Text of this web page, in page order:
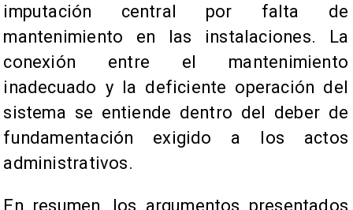
imputación central por falta de
mantenimiento en las instalaciones. La
conexión entre el mantenimiento
inadecuado y la deficiente operación del
sistema se entiende dentro del deber de
fundamentación exigido a los actos
administrativos.
En resumen, los argumentos presentados